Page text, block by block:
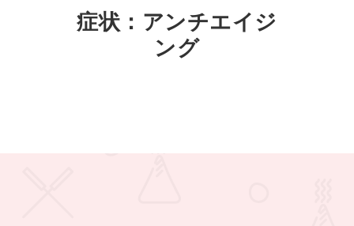
症状：アンチエイジ
ング